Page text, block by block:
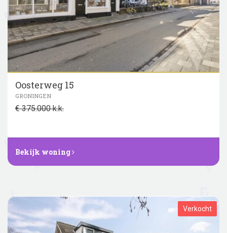
Oosterweg 15
GRONINGEN
€ 375.000 k.k.
Bekijk woning
Verkocht